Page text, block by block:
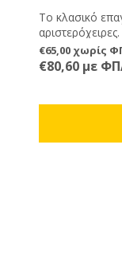
Το κλασικό
αριστερόχειρες.
€65,00 χωρίς
€80,60 με